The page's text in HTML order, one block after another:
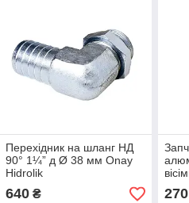
Перехідник на шланг НД
90° 1¼” д Ø 38 мм Onay
Hidrolik
640₴ 270